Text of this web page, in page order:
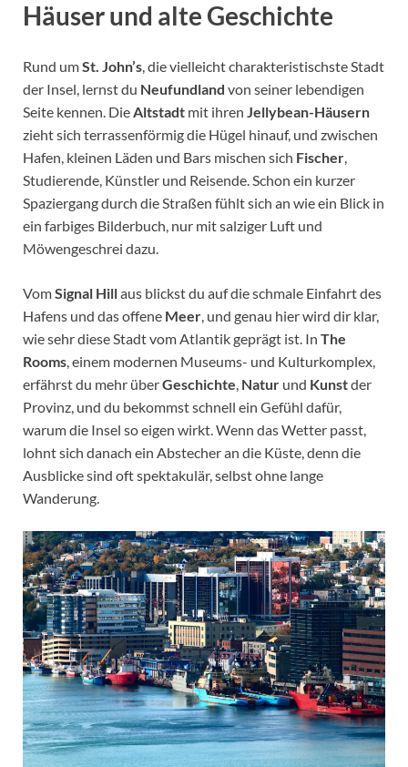
Häuser und alte Geschichte
Rund umSt. John’s, die vielleicht charakteristischste Stadt
der Insel, lernst du Neufundland von seiner lebendigen
Seite kennen. DieAltstadt mit ihren Jellybean-Häusern
zieht sich terrassenförmig die Hügel hinauf, und zwischen
Hafen, kleinen Läden und Bars mischen sich Fischer,
Studierende, Künstler und Reisende. Schon ein kurzer
Spaziergang durch die Straßen fühlt sich an wie ein Blick in
ein farbiges Bilderbuch, nur mit salziger Luft und
Möwengeschrei dazu.
VomSignal Hillaus blickst du auf die schmale Einfahrt des
Hafens und das offene Meer, und genau hier wird dir klar,
wie sehr diese Stadt vom Atlantik geprägt ist. In The
Rooms, einem modernen Museums- und Kulturkomplex,
erfährst du mehr überGeschichte, Natur und Kunstder
Provinz, und du bekommst schnell ein Gefühl dafür,
warum die Insel so eigen wirkt. Wenn das Wetter passt,
lohnt sich danach ein Abstecher an die Küste, denn die
Ausblicke sind oft spektakulär, selbst ohne lange
Wanderung.